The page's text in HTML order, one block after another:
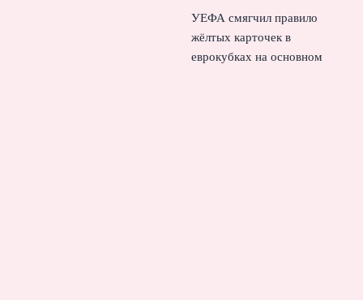
УЕФА смягчил правило
жёлтых карточек в
еврокубках на основном